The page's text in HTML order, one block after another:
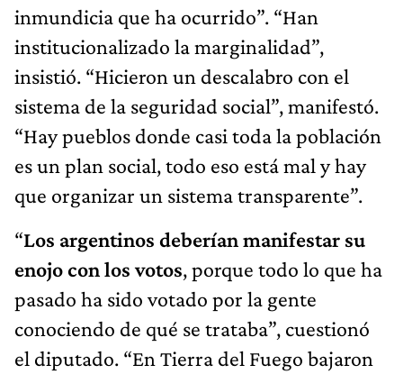
inmundicia que ha ocurrido”. “Han
institucionalizado la marginalidad”,
insistió. “Hicieron un descalabro con el
sistema de la seguridad social”, manifestó.
“Hay pueblos donde casi toda la población
es un plan social, todo eso está mal y hay
que organizar un sistema transparente”.
“Los argentinos deberían manifestar su
enojo con los votos, porque todo lo que ha
pasado ha sido votado por la gente
conociendo de qué se trataba”, cuestionó
el diputado. “En Tierra del Fuego bajaron